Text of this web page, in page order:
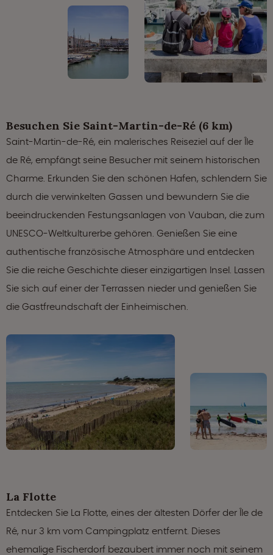
Besuchen Sie Saint-Martin-de-Ré (6 km)
Saint-Martin-de-Ré, ein malerisches Reiseziel auf der Île
de Ré, empfängt seine Besucher mit seinem historischen
Charme. Erkunden Sie den schönen Hafen, schlendern Sie
durch die verwinkelten Gassen und bewundern Sie die
beeindruckenden Festungsanlagen von Vauban, die zum
UNESCO-Weltkulturerbe gehören. Genießen Sie eine
authentische französische Atmosphäre und entdecken
Sie die reiche Geschichte dieser einzigartigen Insel. Lassen
Sie sich auf einer der Terrassen nieder und genießen Sie
die Gastfreundschaft der Einheimischen.
La Flotte
Entdecken Sie La Flotte, eines der ältesten Dörfer der Île de
Ré, nur 3 km vom Campingplatz entfernt. Dieses
ehemalige Fischerdorf bezaubert immer noch mit seinem